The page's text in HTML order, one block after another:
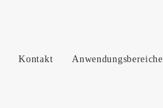
Kontakt Anwendungsbereiche